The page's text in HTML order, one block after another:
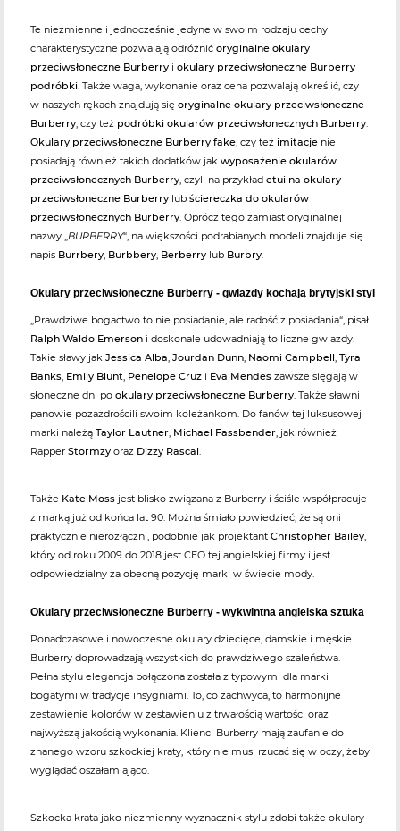
Te niezmienne i jednocześnie jedyne w swoim rodzaju cechy
charakterystyczne pozwalają odróżnić oryginalne okulary
przeciwsłoneczne Burberry i okulary przeciwsłoneczne Burberry
podróbki. Także waga, wykonanie oraz cena pozwalają określić, czy
w naszych rękach znajdują się oryginalne okulary przeciwsłoneczne
Burberry, czy też podróbki okularów przeciwsłonecznych Burberry.
Okulary przeciwsłoneczne Burberry fake, czy też imitacje nie
posiadają również takich dodatków jak wyposażenie okularów
przeciwsłonecznych Burberry, czyli na przykład etui na okulary
przeciwsłoneczne Burberry lub ściereczka do okularów
przeciwsłonecznych Burberry. Oprócz tego zamiast oryginalnej
nazwy „BURBERRY“, na większości podrabianych modeli znajduje się
napis Burrbery, Burbbery, Berberry lub Burbry.
Okulary przeciwsłoneczne Burberry - gwiazdy kochają brytyjski styl
„Prawdziwe bogactwo to nie posiadanie, ale radość z posiadania“, pisał
Ralph Waldo Emerson i doskonale udowadniają to liczne gwiazdy.
Takie sławy jak Jessica Alba, Jourdan Dunn, Naomi Campbell, Tyra
Banks, Emily Blunt, Penelope Cruz i Eva Mendes zawsze sięgają w
słoneczne dni po okulary przeciwsłoneczne Burberry. Także sławni
panowie pozazdrościli swoim koleżankom. Do fanów tej luksusowej
marki należą Taylor Lautner, Michael Fassbender, jak również
Rapper Stormzy oraz Dizzy Rascal.
Także Kate Moss jest blisko związana z Burberry i ściśle współpracuje
z marką już od końca lat 90. Można śmiało powiedzieć, że są oni
praktycznie nierozłączni, podobnie jak projektant Christopher Bailey,
który od roku 2009 do 2018 jest CEO tej angielskiej firmy i jest
odpowiedzialny za obecną pozycję marki w świecie mody.
Okulary przeciwsłoneczne Burberry - wykwintna angielska sztuka
Ponadczasowe i nowoczesne okulary dziecięce, damskie i męskie
Burberry doprowadzają wszystkich do prawdziwego szaleństwa.
Pełna stylu elegancja połączona została z typowymi dla marki
bogatymi w tradycje insygniami. To, co zachwyca, to harmonijne
zestawienie kolorów w zestawieniu z trwałością wartości oraz
najwyższą jakością wykonania. Klienci Burberry mają zaufanie do
znanego wzoru szkockiej kraty, który nie musi rzucać się w oczy, żeby
wyglądać oszałamiająco.
Szkocka krata jako niezmienny wyznacznik stylu zdobi także okulary